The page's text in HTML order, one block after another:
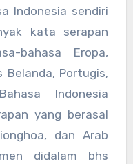
Indonesia sendiri
kata serapan
bahasa Eropa,
Belanda, Portugis,
Indonesia
yang berasal
dan Arab
didalam bhs